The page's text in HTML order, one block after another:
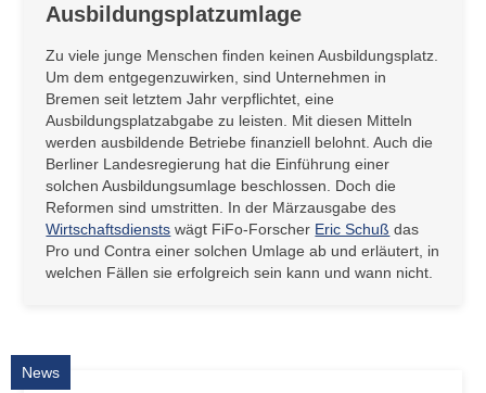
Ausbildungsplatzumlage
Zu viele junge Menschen finden keinen Ausbildungsplatz.
Um dem entgegenzuwirken, sind Unternehmen in
Bremen seit letztem Jahr verpflichtet, eine
Ausbildungsplatzabgabe zu leisten. Mit diesen Mitteln
werden ausbildende Betriebe finanziell belohnt. Auch die
Berliner Landesregierung hat die Einführung einer
solchen Ausbildungsumlage beschlossen. Doch die
Reformen sind umstritten. In der Märzausgabe des
Wirtschaftsdiensts wägt FiFo-Forscher Eric Schuß das
Pro und Contra einer solchen Umlage ab und erläutert, in
welchen Fällen sie erfolgreich sein kann und wann nicht.
News